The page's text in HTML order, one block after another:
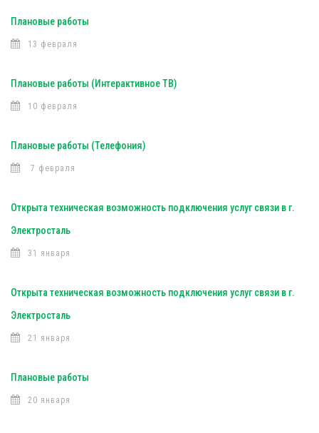
Плановые работы
13 февраля
Плановые работы (Интерактивное ТВ)
10 февраля
Плановые работы (Телефония)
7 февраля
Открыта техническая возможность подключения услуг связи в г.
Электросталь
31 января
Открыта техническая возможность подключения услуг связи в г.
Электросталь
21 января
Плановые работы
20 января